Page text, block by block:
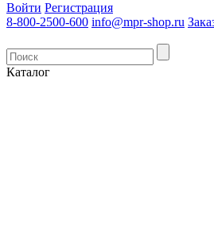
Войти Регистрация
8-800-2500-600 info@mpr-shop.ru
Каталог